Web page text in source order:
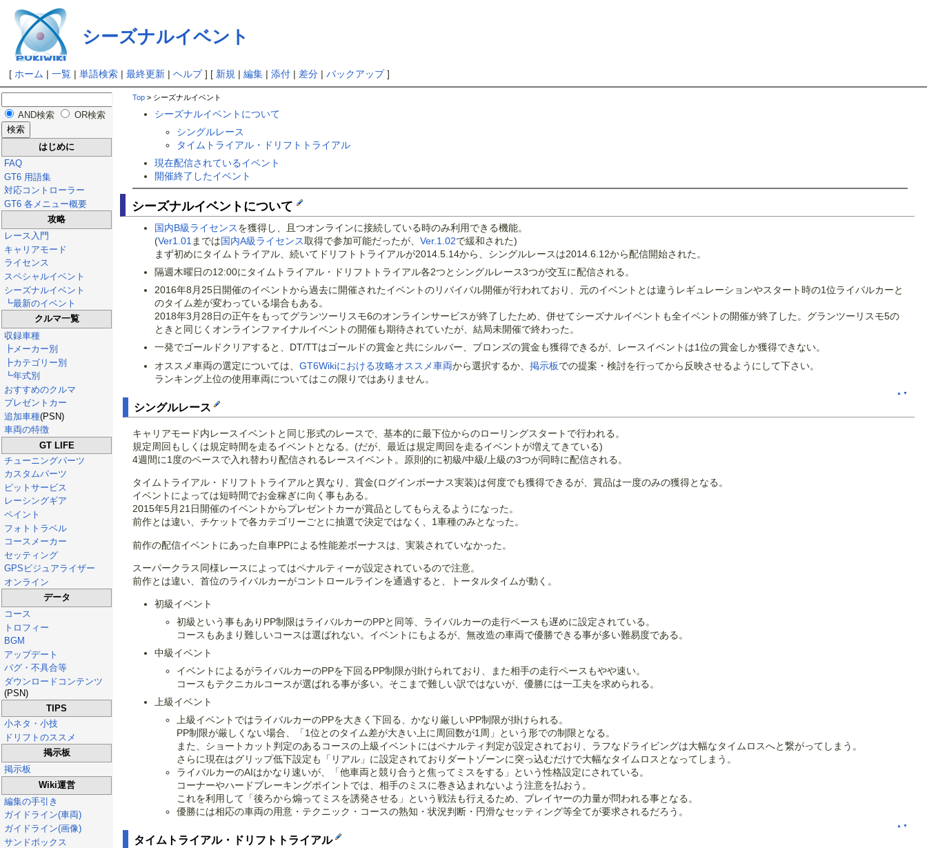
シーズナルイベント
[ ホーム |一覧 |単語検索 |最終更新 |ヘルプ] [ 新規 |編集 |添付 | 差分 |バックアップ]
AND検索 OR検索
はじめに
FAQ
GT6 用語集
対応コントローラー
GT6 各メニュー概要
攻略
レース入門
キャリアモード
ライセンス
スペシャルイベント
シーズナルイベント
┗最新のイベント
クルマ一覧
収録車種
┣メーカー別
┣カテゴリー別
┗年式別
おすすめのクルマ
プレゼントカー
追加車種(PSN)
車両の特徴
GT LIFE
チューニングパーツ
カスタムパーツ
ピットサービス
レーシングギア
ペイント
フォトトラベル
コースメーカー
セッティング
GPSビジュアライザー
オンライン
データ
コース
トロフィー
BGM
アップデート
バグ・不具合等
ダウンロードコンテンツ
(PSN)
TIPS
小ネタ・小技
ドリフトのススメ
掲示板
掲示板
Wiki運営
編集の手引き
ガイドライン(車両)
ガイドライン(画像)
サンドボックス
Top > シーズナルイベント
シーズナルイベントについて
シングルレース
タイムトライアル・ドリフトトライアル
現在配信されているイベント
開催終了したイベント
シーズナルイベントについて
国内B級ライセンスを獲得し、且つオンラインに接続している時のみ利用できる機能。
(Ver1.01までは国内A級ライセンス取得で参加可能だったが、 Ver.1.02で緩和された)
まず初めにタイムトライアル、続いてドリフトトライアルが2014.5.14から、シングルレースは2014.6.12から配信開始された。
隔週木曜日の12:00にタイムトライアル・ドリフトトライアル各2つとシングルレース3つが交互に配信される。
2016年8月25日開催のイベントから過去に開催されたイベントのリバイバル開催が行われており、元のイベントとは違うレギュレーションやスタート時の1位ライバルカーと
のタイム差が変わっている場合もある。
2018年3月28日の正午をもってグランツーリスモ6のオンラインサービスが終了したため、併せてシーズナルイベントも全イベントの開催が終了した。グランツーリスモ5の
ときと同じくオンラインファイナルイベントの開催も期待されていたが、結局未開催で終わった。
一発でゴールドクリアすると、DT/TTはゴールドの賞金と共にシルバー、ブロンズの賞金も獲得できるが、レースイベントは1位の賞金しか獲得できない。
オススメ車両の選定については、 GT6Wikiにおける攻略オススメ車両から選択するか、 掲示板での提案・検討を行ってから反映させるようにして下さい。
ランキング上位の使用車両についてはこの限りではありません。
▲ ▼
シングルレース
キャリアモード内レースイベントと同じ形式のレースで、基本的に最下位からのローリングスタートで行われる。
規定周回もしくは規定時間を走るイベントとなる。(だが、最近は規定周回を走るイベントが増えてきている)
4週間に1度のペースで入れ替わり配信されるレースイベント。原則的に初級/中級/上級の3つが同時に配信される。
タイムトライアル・ドリフトトライアルと異なり、賞金(ログインボーナス実装)は何度でも獲得できるが、賞品は一度のみの獲得となる。
イベントによっては短時間でお金稼ぎに向く事もある。
2015年5月21日開催のイベントからプレゼントカーが賞品としてもらえるようになった。
前作とは違い、チケットで各カテゴリーごとに抽選で決定ではなく、1車種のみとなった。
前作の配信イベントにあった自車PPによる性能差ボーナスは、実装されていなかった。
スーパークラス同様レースによってはペナルティーが設定されているので注意。
前作とは違い、首位のライバルカーがコントロールラインを通過すると、トータルタイムが動く。
初級イベント
初級という事もありPP制限はライバルカーのPPと同等、ライバルカーの走行ペースも遅めに設定されている。
コースもあまり難しいコースは選ばれない。イベントにもよるが、無改造の車両で優勝できる事が多い難易度である。
中級イベント
イベントによるがライバルカーのPPを下回るPP制限が掛けられており、また相手の走行ペースもやや速い。
コースもテクニカルコースが選ばれる事が多い。そこまで難しい訳ではないが、優勝には一工夫を求められる。
上級イベント
上級イベントではライバルカーのPPを大きく下回る、かなり厳しいPP制限が掛けられる。
PP制限が厳しくない場合、「1位とのタイム差が大きい上に周回数が1周」という形での制限となる。
また、ショートカット判定のあるコースの上級イベントにはペナルティ判定が設定されており、ラフなドライビングは大幅なタイムロスへと繋がってしまう。
さらに現在はグリップ低下設定も「リアル」に設定されておりダートゾーンに突っ込むだけで大幅なタイムロスとなってしまう。
ライバルカーのAIはかなり速いが、「他車両と競り合うと焦ってミスをする」という性格設定にされている。
コーナーやハードブレーキングポイントでは、相手のミスに巻き込まれないよう注意を払おう。
これを利用して「後ろから煽ってミスを誘発させる」という戦法も行えるため、プレイヤーの力量が問われる事となる。
優勝には相応の車両の用意・テクニック・コースの熟知・状況判断・円滑なセッティング等全てが要求されるだろう。
▲ ▼
タイムトライアル・ドリフトトライアル